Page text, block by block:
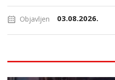
Objavljen 03.08.2026.